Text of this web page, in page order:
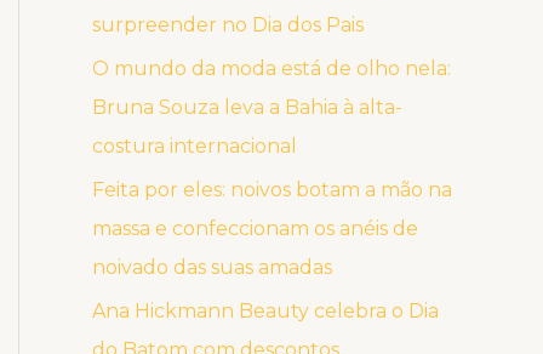
surpreender no Dia dos Pais
O mundo da moda está de olho nela:
Bruna Souza leva a Bahia à alta-
costura internacional
Feita por eles: noivos botam a mão na
massa e confeccionam os anéis de
noivado das suas amadas
Ana Hickmann Beauty celebra o Dia